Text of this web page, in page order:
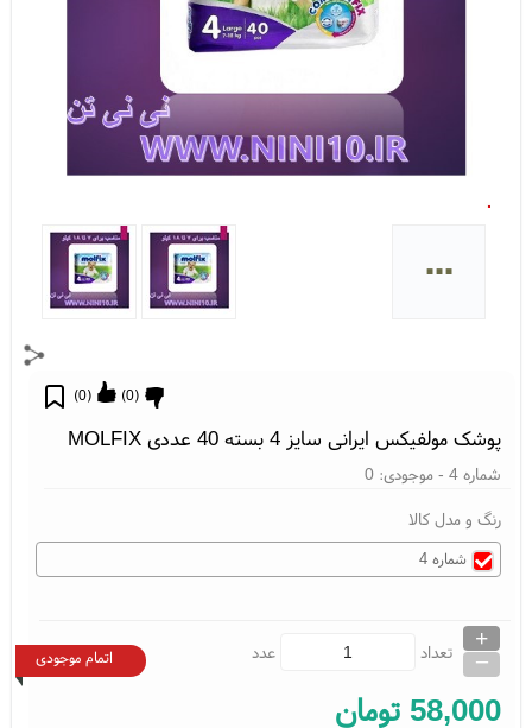
...
پوشک مولفیکس ایرانی سایز 4 بسته 40 عددی MOLFIX
(
0
) (
0
)
شماره 4 - موجودی:0
رنگ و مدل کالا
شماره 4
تعداد
+
_ عدد اتمام موجودی
58,000 تومان